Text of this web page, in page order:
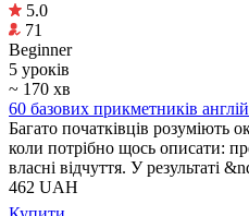
5.0
71
Beginner
5 уроків
~ 170 хв
60 базових прикметників
Багато початківців розуміють
коли потрібно щось описати:
власні відчуття. У результаті
462 UAH